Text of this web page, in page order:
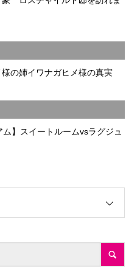
の姉イワナガヒメ様の真実
】スイートルームvsラグジュ